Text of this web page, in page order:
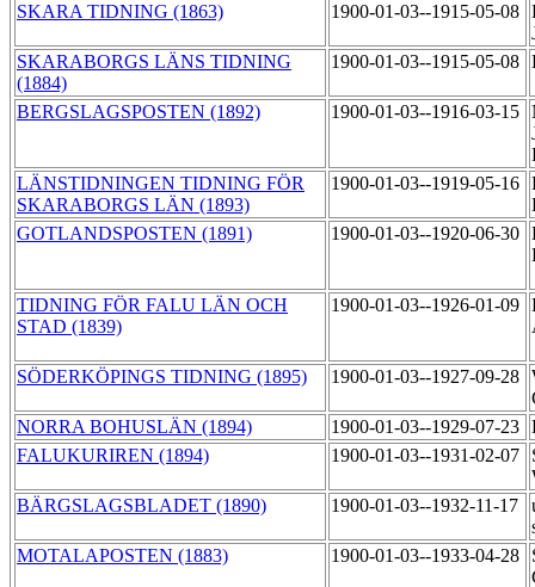
SKARA TIDNING (1863)
1900-01-03--1915-05-08
SKARABORGS LÄNS TIDNING
(1884)
1900-01-03--1915-05-08
BERGSLAGSPOSTEN (1892) 1900-01-03--1916-03-15
LÄNSTIDNINGEN TIDNING FÖR
SKARABORGS LÄN (1893)
1900-01-03--1919-05-16
GOTLANDSPOSTEN (1891)
1900-01-03--1920-06-30
TIDNING FÖR FALU LÄN OCH
STAD (1839)
1900-01-03--1926-01-09
SÖDERKÖPINGS TIDNING (1895) 1900-01-03--1927-09-28
NORRA BOHUSLÄN (1894)
1900-01-03--1929-07-23
FALUKURIREN (1894)
1900-01-03--1931-02-07
BÄRGSLAGSBLADET (1890)
1900-01-03--1932-11-17
MOTALAPOSTEN (1883)
1900-01-03--1933-04-28